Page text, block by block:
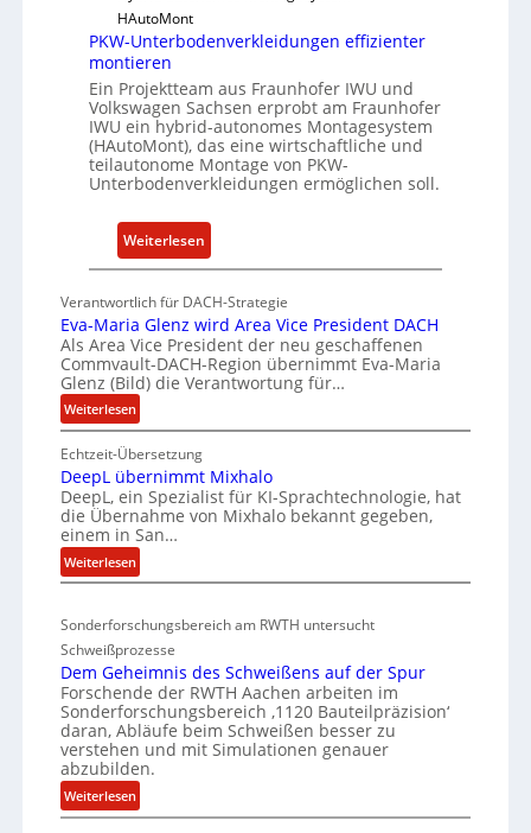
a
e
u
n
d
K
s
i
t
u
t
e
e
n
t
w
i
c
k
e
R
I
S
-
i
c
h
e
e
HAutoMont
PKW-Unterbodenverkleidungen effizienter
montieren
Ein Projektteam aus Fraunhofer IWU und
Volkswagen Sachsen erprobt am Fraunhofer
IWU ein hybrid-autonomes Montagesystem
(HAutoMont), das eine wirtschaftliche und
teilautonome Montage von PKW-
Unterbodenverkleidungen ermöglichen soll.
Weiterlesen:
P
W
-
U
n
e
b
o
n
k
l
e
i
u
Verantwortlich für DACH-Strategie
Eva-Maria Glenz wird Area Vice President DACH
Als Area Vice President der neu geschaffenen
Commvault-DACH-Region übernimmt Eva-Maria
Glenz (Bild) die Verantwortung für…
Weiterlesen:
E
v
a
-
M
a
r
i
G
l
e
n
z
w
i
r
d
Echtzeit-Übersetzung
DeepL übernimmt Mixhalo
DeepL, ein Spezialist für KI-Sprachtechnologie, hat
die Übernahme von Mixhalo bekannt gegeben,
einem in San…
Weiterlesen:
D
e
p
L
ü
b
e
r
n
i
Sonderforschungsbereich am RWTH untersucht
Schweißprozesse
Dem Geheimnis des Schweißens auf der Spur
Forschende der RWTH Aachen arbeiten im
Sonderforschungsbereich ‚1120 Bauteilpräzision‘
daran, Abläufe beim Schweißen besser zu
verstehen und mit Simulationen genauer
abzubilden.
Weiterlesen:
D